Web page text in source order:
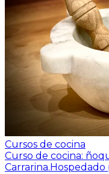
Cursos de cocina
Curso de cocina:
Carrarina. Hospedado